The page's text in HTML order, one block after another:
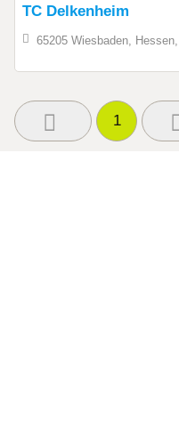
TC Delkenheim
65205 Wiesbaden,
1